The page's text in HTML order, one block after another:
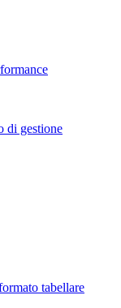
di gestione
tabellare